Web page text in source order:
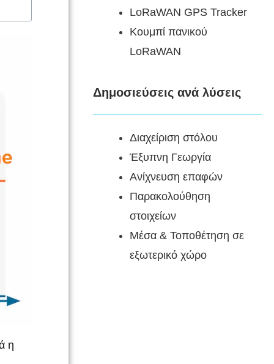
η
LoRaWAN GPS Tracker
Κουμπί πανικού
LoRaWAN
Δημοσιεύσεις ανά λύσεις
Διαχείριση στόλου
Έξυπνη Γεωργία
Ανίχνευση επαφών
Παρακολούθηση
στοιχείων
Μέσα & Τοποθέτηση σε
εξωτερικό χώρο